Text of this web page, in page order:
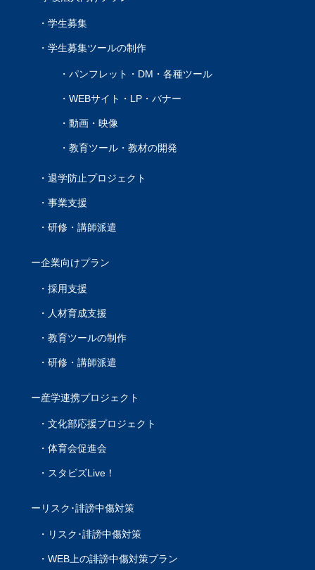
学生募集
学生募集ツールの制作
パンフレット・DM・各種ツール
WEBサイト・LP・バナー
動画・映像
教育ツール・教材の開発
退学防止プロジェクト
事業支援
研修・講師派遣
企業向けプラン
採用支援
人材育成支援
教育ツールの制作
研修・講師派遣
産学連携プロジェクト
文化部応援プロジェクト
体育会促進会
スタビズLive！
リスク･誹謗中傷対策
リスク･誹謗中傷対策
WEB上の誹謗中傷対策プラン